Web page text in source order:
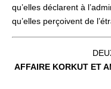
qu’elles déclarent à
qu’elles perçoivent de
AFFAIRE KORKUT ET